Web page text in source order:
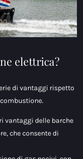
elettrica?
di vantaggi rispetto
vantaggi delle barche
che consente di